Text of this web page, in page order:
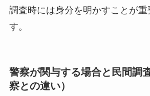
調査時には身分を明かすことが重
す。
警察が関与する場合と民間調
察との違い）